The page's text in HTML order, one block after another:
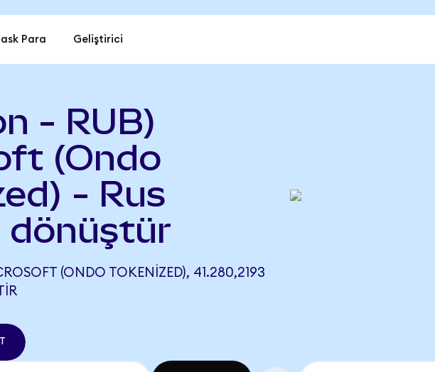
Para Geliştirici
- RUB)
(Ondo
- Rus
dönüştür
(ONDO TOKENIZED), 41.280,2193